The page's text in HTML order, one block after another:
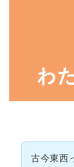
古今東西